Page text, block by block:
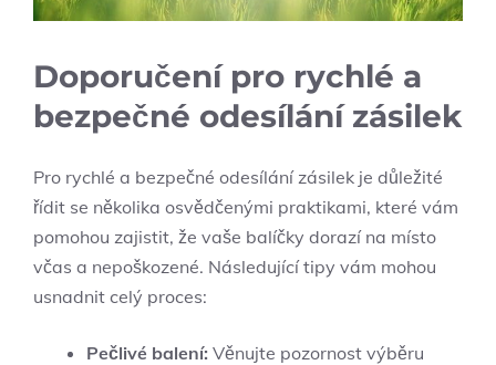
Doporučení pro rychlé a
bezpečné odesílání zásilek
Pro rychlé a bezpečné odesílání zásilek je důležité
řídit se několika osvědčenými praktikami, které vám
pomohou zajistit, že vaše balíčky dorazí na místo
včas a nepoškozené. Následující tipy vám mohou
usnadnit celý proces:
Pečlivé balení: Věnujte pozornost výběru